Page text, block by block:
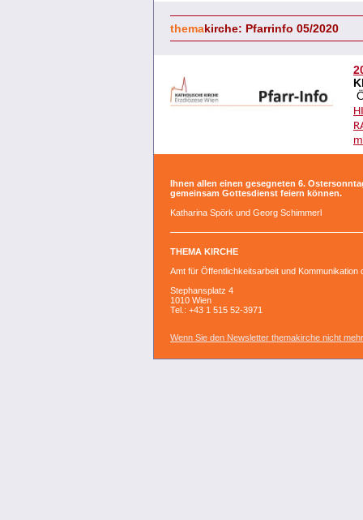
themakirche: Pfarrinfo 05/2020
Ihnen allen einen gesegneten 6.
gemeinsam Gottesdienst feiern können.
Katharina Spörk und Georg Schimmerl
THEMA KIRCHE
Amt für Öffentlichkeitsarbeit und Kommunikation
Stephansplatz 4
1010 Wien
Tel.: +43 1 515 52-3971
Wenn Sie den Newsletter themakirche nicht